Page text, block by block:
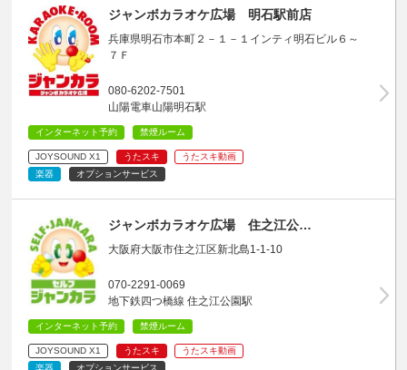
ジャンボカラオケ広場 明石駅前店
兵庫県明石市本町２－１－１インティ明石ビル６～
７Ｆ
080-6202-7501
山陽電車山陽明石駅
インターネット予約 禁煙ルーム
JOYSOUND X1 うたスキ
うたスキ動画
楽器
オプションサービス
ジャンボカラオケ広場 住之江公…
大阪府大阪市住之江区新北島1-1-10
070-2291-0069
地下鉄四つ橋線 住之江公園駅
インターネット予約 禁煙ルーム
JOYSOUND X1 うたスキ
うたスキ動画
楽器
オプションサービス